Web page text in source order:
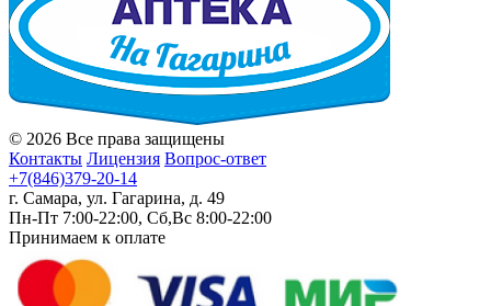
© 2026 Все права защищены
Контакты Лицензия Вопрос-ответ
+7(846)379-20-14
г. Самара, ул. Гагарина, д. 49
Пн-Пт 7:00-22:00, Сб,Вс 8:00-22:00
Принимаем к оплате